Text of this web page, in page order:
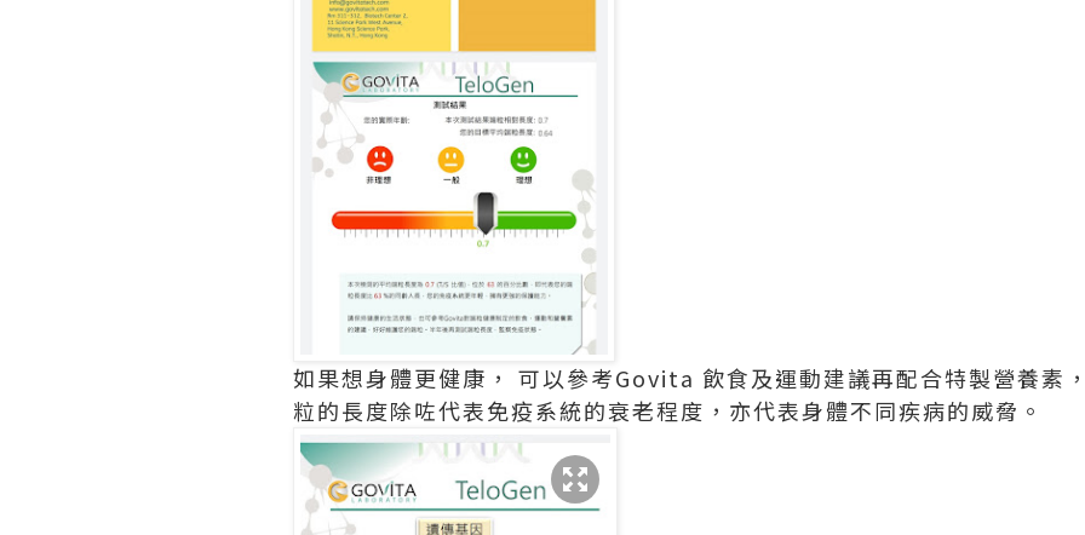
如果想身體更健康， 可以參考Govita 飲食及運動建議再配合特製營養素
粒的長度除咗代表免疫系統的衰老程度，亦代表身體不同疾病的威脅。